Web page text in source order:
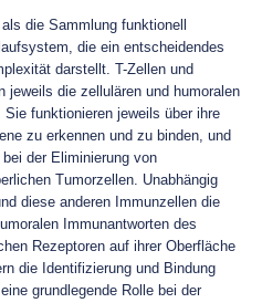
die Sammlung funktionell
die ein entscheidendes
darstellt. T-Zellen und
jeweils die zellulären und humoralen
funktionieren jeweils über ihre
zu erkennen und zu binden, und
der Eliminierung von
Tumorzellen. Unabhängig
diese anderen Immunzellen die
Immunantworten des
Rezeptoren auf ihrer Oberfläche
die Identifizierung und Bindung
grundlegende Rolle bei der